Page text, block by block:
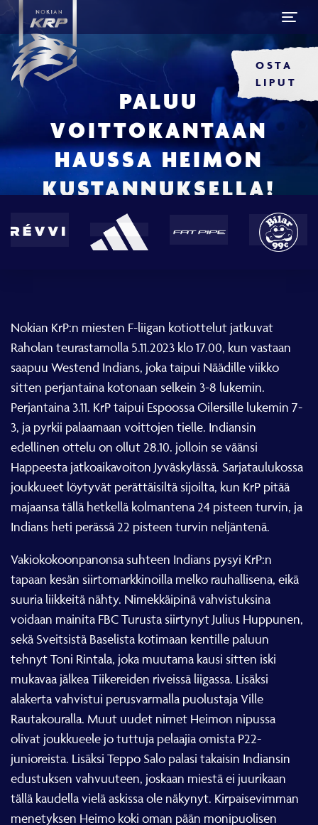
OSTA
LIPUT
PALUU
VOITTOKANTAAN
HAUSSA HEIMON
KUSTANNUKSELLA!
Nokian KrP:n miesten F-liigan kotiottelut jatkuvat
Raholan teurastamolla 5.11.2023 klo 17.00, kun vastaan
saapuu Westend Indians, joka taipui Näädille viikko
sitten perjantaina kotonaan selkein 3-8 lukemin.
Perjantaina 3.11. KrP taipui Espoossa Oilersille lukemin 7-
3, ja pyrkii palaamaan voittojen tielle. Indiansin
edellinen ottelu on ollut 28.10. jolloin se väänsi
Happeesta jatkoaikavoiton Jyväskylässä. Sarjataulukossa
joukkueet löytyvät perättäisiltä sijoilta, kun KrP pitää
majaansa tällä hetkellä kolmantena 24 pisteen turvin, ja
Indians heti perässä 22 pisteen turvin neljäntenä.
Vakiokokoonpanonsa suhteen Indians pysyi KrP:n
tapaan kesän siirtomarkkinoilla melko rauhallisena, eikä
suuria liikkeitä nähty. Nimekkäipinä vahvistuksina
voidaan mainita FBC Turusta siirtynyt Julius Huppunen,
sekä Sveitsistä Baselista kotimaan kentille paluun
tehnyt Toni Rintala, joka muutama kausi sitten iski
mukavaa jälkea Tiikereiden riveissä liigassa. Lisäksi
alakerta vahvistui perusvarmalla puolustaja Ville
Rautakouralla. Muut uudet nimet Heimon nipussa
olivat joukkueele jo tuttuja pelaajia omista P22-
junioreista. Lisäksi Teppo Salo palasi takaisin Indiansin
edustuksen vahvuuteen, joskaan miestä ei juurikaan
tällä kaudella vielä askissa ole näkynyt. Kirpaisevimman
menetyksen Heimo koki oman pään monipuolisen